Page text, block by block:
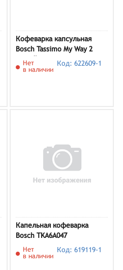
Кофеварка капсульная
Bosch Tassimo My Way 2
белый
Нет
в наличии
Код: 622609-1
Капельная кофеварка
Bosch TKA6A047
Нет
в наличии
Код: 619119-1